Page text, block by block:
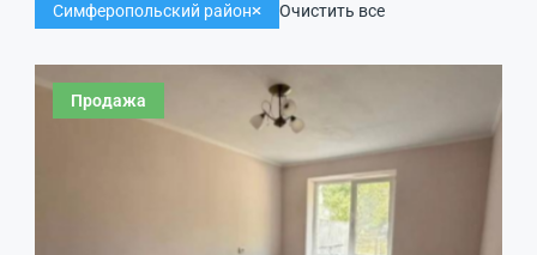
Симферопольский район
Очистить все
Продажа